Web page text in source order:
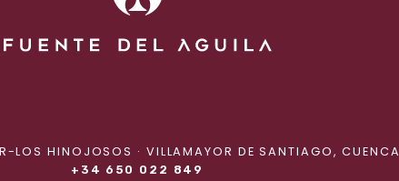
LOS HINOJOSOS · VILLAMAYOR DE SANTIAGO, CUENCA
+34 650 022 849